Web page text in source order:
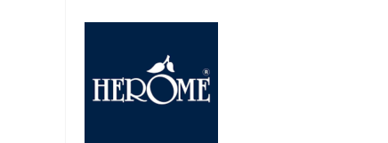
initial
234.23
MAD.